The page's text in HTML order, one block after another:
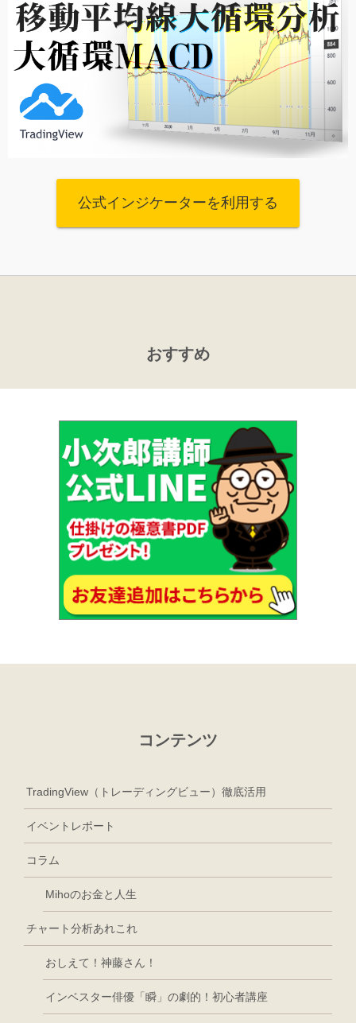
公式インジケーターを利用する
おすすめ
コンテンツ
TradingView（トレーディングビュー）徹底活用
イベントレポート
コラム
Mihoのお金と人生
チャート分析あれこれ
おしえて！神藤さん！
インベスター俳優「瞬」の劇的！初心者講座